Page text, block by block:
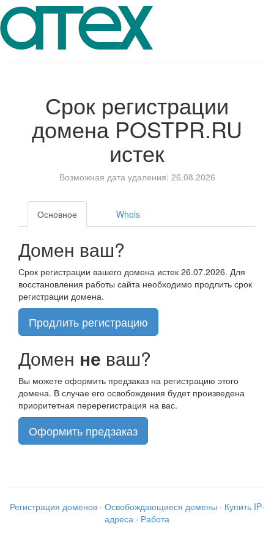
Срок регистрации
домена POSTPR.RU
истек
Возможная дата удаления: 26.08.2026
Основное Whois
Домен ваш?
Срок регистрации вашего домена истек 26.07.2026. Для
восстановления работы сайта необходимо продлить срок
регистрации домена.
Продлить регистрацию
Домен не ваш?
Вы можете оформить предзаказ на регистрацию этого
домена. В случае его освобождения будет произведена
приоритетная перерегистрация на вас.
Оформить предзаказ
Регистрация доменов · Освобождающиеся домены · Купить IP-
адреса · Работа